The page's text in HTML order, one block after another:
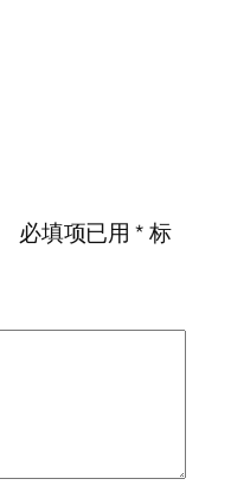
必填项已用*标